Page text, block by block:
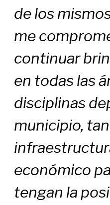
de los
me
continuar
en todas las
disciplinas
municipio,
económico
tengan la